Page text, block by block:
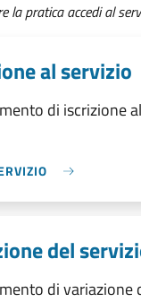
la pratica accedi al
al servizio
di iscrizione
del
di variazione